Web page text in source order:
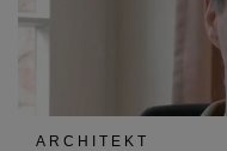
ARCHITEKT